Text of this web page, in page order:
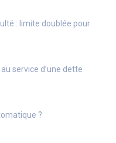
: limite doublée pour
service d’une dette
?